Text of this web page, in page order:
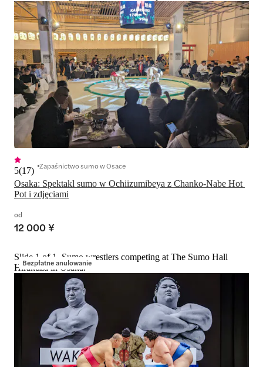
Osaka: Spektakl sumo w Ochiizumibeya z Chanko-Nabe Hot
Pot i zdjęciami
5(17) Zapaśnictwo sumo w Osace
od
12 000 ¥
Bezpłatne anulowanie
Slide 1 of 1, Sumo wrestlers competing at The Sumo Hall
Hirakuza in Osaka.